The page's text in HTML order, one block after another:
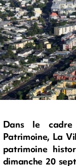
Dans le cadre
Patrimoine, La
patrimoine
dimanche 20